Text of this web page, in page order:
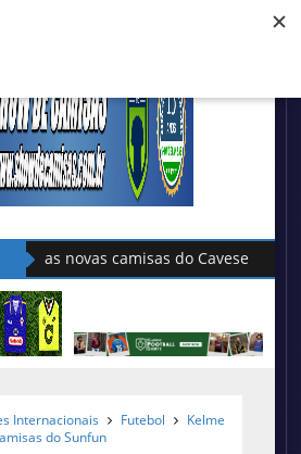
Adidas divulga as novas camisas
Internacionais Futebol
Kelme
do Sunfun